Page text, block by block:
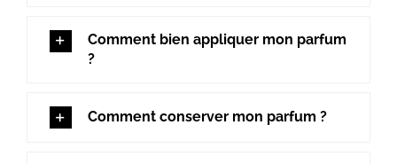
Comment bien appliquer mon parfum
?
Comment conserver mon parfum ?